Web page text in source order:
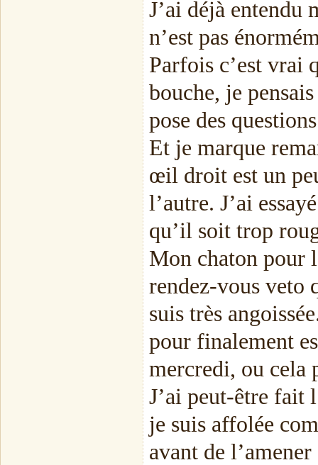
J’ai déjà entendu
n’est pas
Parfois c’est vrai
bouche, je
pose des
Et je marque
œil droit est un
l’autre. J’ai
qu’il soit trop
Mon chaton pour
rendez-vous veto
suis très
pour finalement
mercredi, ou cela
J’ai peut-être fait
je suis affolée
avant de